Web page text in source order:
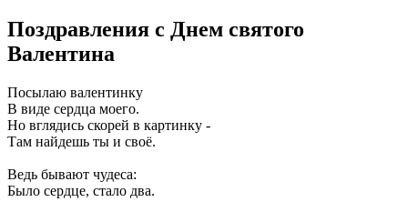
Поздравления с Днем святого
Валентина
Посылаю валентинку
В виде сердца моего.
Но вглядись скорей в картинку -
Там найдешь ты и своё.
Ведь бывают чудеса:
Было сердце, стало два.